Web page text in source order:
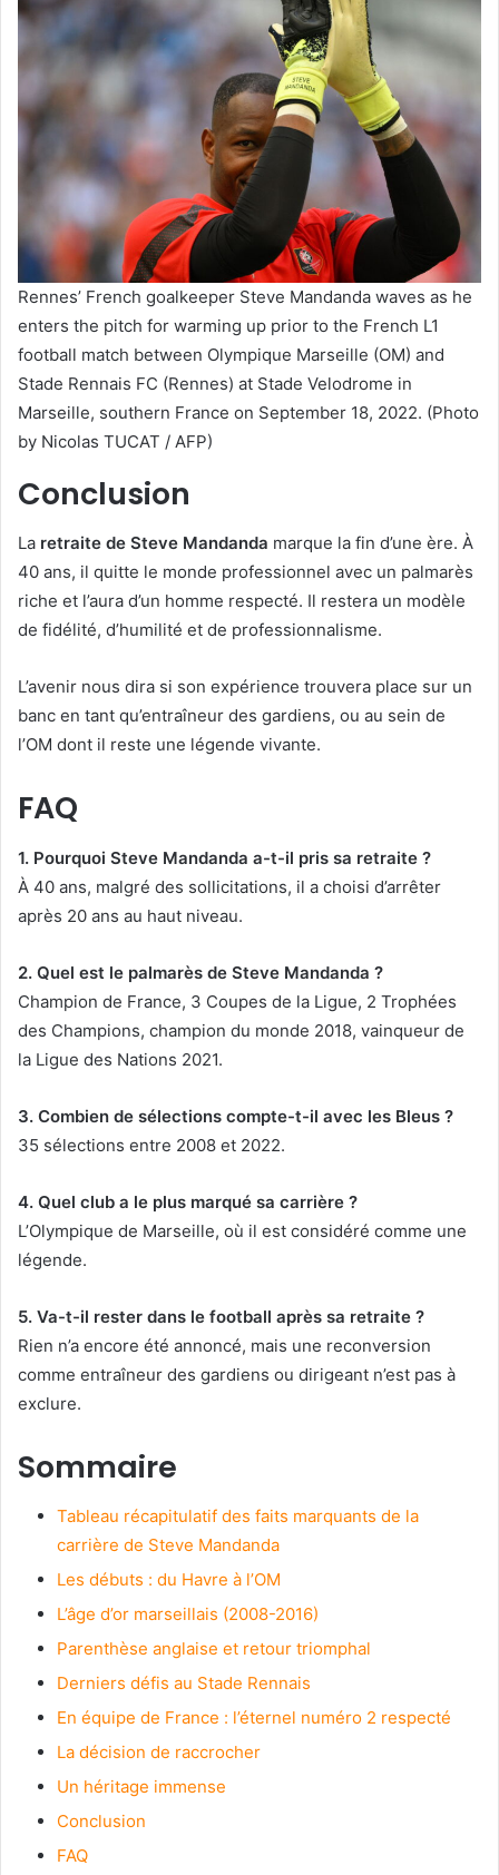
Rennes’ French goalkeeper Steve Mandanda waves as he
enters the pitch for warming up prior to the French L1
football match between Olympique Marseille (OM) and
Stade Rennais FC (Rennes) at Stade Velodrome in
Marseille, southern France on September 18, 2022. (Photo
by Nicolas TUCAT / AFP)
Conclusion
La retraite de Steve Mandanda marque la fin d’une ère. À
40 ans, il quitte le monde professionnel avec un palmarès
riche et l’aura d’un homme respecté. Il restera un modèle
de fidélité, d’humilité et de professionnalisme.
L’avenir nous dira si son expérience trouvera place sur un
banc en tant qu’entraîneur des gardiens, ou au sein de
l’OM dont il reste une légende vivante.
FAQ
1. Pourquoi Steve Mandanda a-t-il pris sa retraite ?
À 40 ans, malgré des sollicitations, il a choisi d’arrêter
après 20 ans au haut niveau.
2. Quel est le palmarès de Steve Mandanda ?
Champion de France, 3 Coupes de la Ligue, 2 Trophées
des Champions, champion du monde 2018, vainqueur de
la Ligue des Nations 2021.
3. Combien de sélections compte-t-il avec les Bleus ?
35 sélections entre 2008 et 2022.
4. Quel club a le plus marqué sa carrière ?
L’Olympique de Marseille, où il est considéré comme une
légende.
5. Va-t-il rester dans le football après sa retraite ?
Rien n’a encore été annoncé, mais une reconversion
comme entraîneur des gardiens ou dirigeant n’est pas à
exclure.
Sommaire
Tableau récapitulatif des faits marquants de la
carrière de Steve Mandanda
Les débuts : du Havre à l’OM
L’âge d’or marseillais (2008-2016)
Parenthèse anglaise et retour triomphal
Derniers défis au Stade Rennais
En équipe de France : l’éternel numéro 2 respecté
La décision de raccrocher
Un héritage immense
Conclusion
FAQ